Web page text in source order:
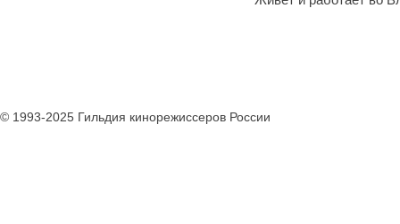
© 1993-2025 Гильдия кинорежиссеров России